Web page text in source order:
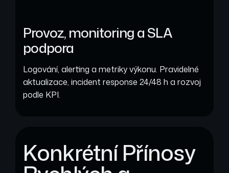
Provoz, monitoring a SLA
podpora
Logování, alerting a metriky výkonu. Pravidelné
aktualizace, incident response 24/48 h a rozvoj
podle KPI.
Konkrétní Přínosy